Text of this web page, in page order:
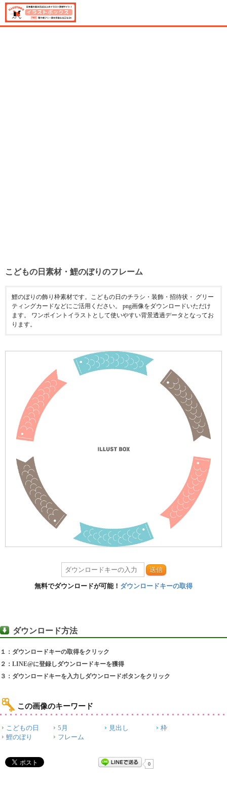
こどもの日素材・鯉のぼりのフレーム
鯉のぼりの飾り枠素材です。こどもの日のチラシ・装飾・招待状・ グリー
ティングカードなどにご活用ください。 png画像をダウンロードいただけ
ます。 ワンポイントイラストとして使いやすい背景透過データとなってお
ります。
送信
無料でダウンロードが可能！ ダウンロードキーの取得
ダウンロード方法
１：ダウンロードキーの取得をクリック
２：LINE@に登録しダウンロードキーを獲得
３：ダウンロードキーを入力しダウンロードボタンをクリック
この画像のキーワード
こどもの日 5月 見出し
枠
鯉のぼり
フレーム
0